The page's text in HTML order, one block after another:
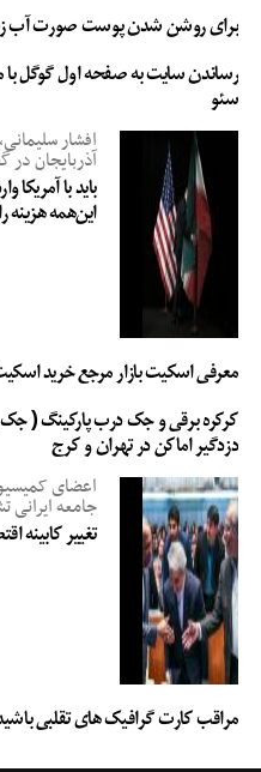
برای روشن شدن پوست صورت آب
رساندن سایت به صفحه اول گوگل
سئو
افشار
آذربایجان در
باید با
این‌همه هزینه
معرفی اسکیت بازار مرجع خرید
کرکره برقی و جک درب پارکینگ ( جک
دزدگیر اماکن در تهران و کرج
اعضای
جامعه ایرانی
تغییر کابینه
مراقب کارت گرافیک های تقلبی